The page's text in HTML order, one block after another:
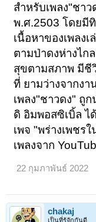
สำหรับเพลง"ชา
พ.ศ.2503 โดยมี
เนื้อหาของเพลง
ตามป่าดงห่างไก
สุขตามสภาพ มีชี
ที่ ยามว่างจากงา
เพลง"ชาวดง" ถู
ดิ อิมพอสซิเบิ้ล ไ
เพจ "พร่างเพชร
เพลงจาก
22 กุมภาพันธ์ 2022
chakaj
เป็นที่รู้จักกันดี